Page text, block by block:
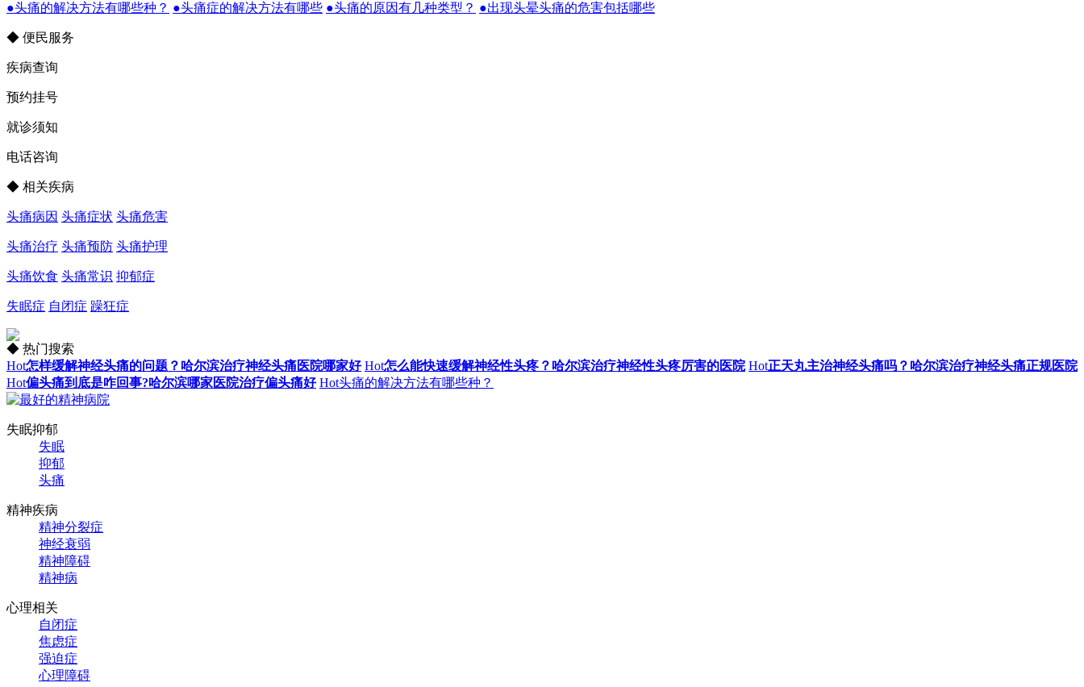
●头痛的解决方法有哪些种？ ●头痛症的解决方法有哪些 ●头痛的原因有几种类型？ ●出现头晕头痛的危害包括哪些
◆ 便民服务
疾病查询
预约挂号
就诊须知
电话咨询
◆ 相关疾病
头痛病因 头痛症状 头痛危害
头痛治疗 头痛预防 头痛护理
头痛饮食 头痛常识 抑郁症
失眠症 自闭症 躁狂症
◆ 热门搜索
Hot怎样缓解神经头痛的问题？哈尔滨治疗神经头痛医院哪家好 Hot怎么能快速缓解神经性头疼？哈尔滨治疗神经性头疼厉害的医院 Hot正天丸主治神经头痛吗？哈尔滨治疗神经头痛正规医院
Hot偏头痛到底是咋回事?哈尔滨哪家医院治疗偏头痛好 Hot头痛的解决方法有哪些种？
失眠抑郁
失眠
抑郁
头痛
精神疾病
精神分裂症
神经衰弱
精神障碍
精神病
心理相关
自闭症
焦虑症
强迫症
心理障碍